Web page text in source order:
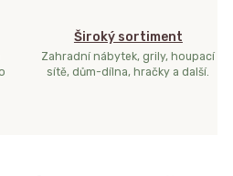
Široký sortiment
Zahradní nábytek, grily, houpací
sítě, dům-dílna, hračky a další.